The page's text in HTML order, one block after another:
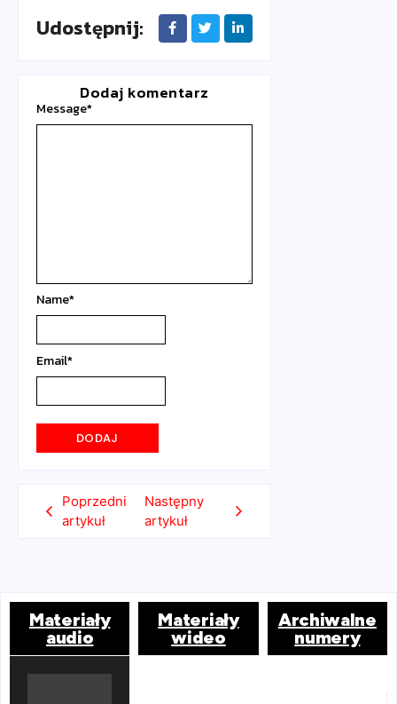
Udostępnij:
Dodaj komentarz
Message*
Name*
Email*
Poprzedni
artykuł
Następny
artykuł
Materiały
audio
Materiały
wideo
Archiwalne
numery